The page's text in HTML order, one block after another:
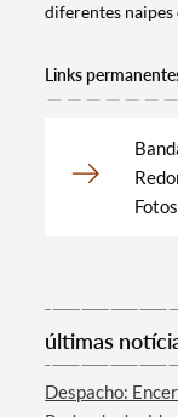
Termo de
diferentes
Links
Fotos
últimas
Despacho: